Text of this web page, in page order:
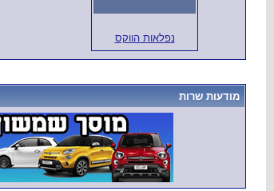
נפלאות הווקס
מודעות שרות